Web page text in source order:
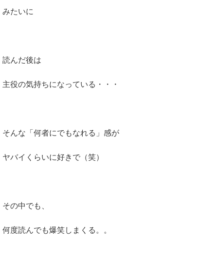
みたいに
読んだ後は
主役の気持ちになっている・・・
そんな「何者にでもなれる」感が
ヤバイくらいに好きで（笑）
その中でも、
何度読んでも爆笑しまくる。。